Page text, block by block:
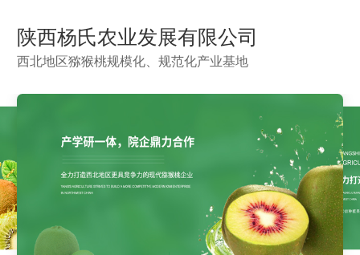
陕西杨氏农业发展有限公司
西北地区猕猴桃规模化、规范化产业基地